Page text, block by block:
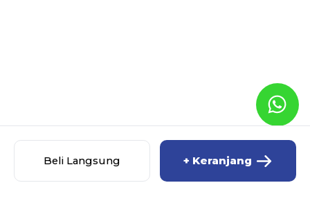
Beli Langsung + Keranjang